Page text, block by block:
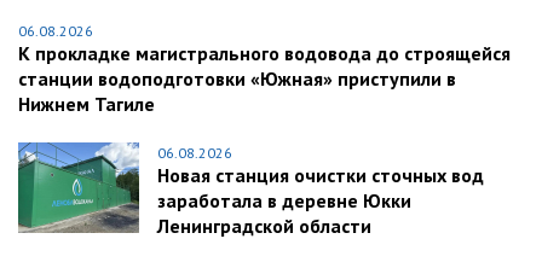
06.08.2026
К прокладке магистрального водовода до строящейся
станции водоподготовки «Южная» приступили в
Нижнем Тагиле
06.08.2026
Новая станция очистки сточных вод
заработала в деревне Юкки
Ленинградской области